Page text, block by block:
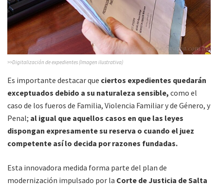
>>Digitalización de expedientes (Imagen ilustrativa)
Es importante destacar que ciertos expedientes quedarán
exceptuados debido a su naturaleza sensible, como el
caso de los fueros de Familia, Violencia Familiar y de Género, y
Penal; al igual que aquellos casos en que las leyes
dispongan expresamente su reserva o cuando el juez
competente así lo decida por razones fundadas.
Esta innovadora medida forma parte del plan de
modernización impulsado por la Corte de Justicia de Salta